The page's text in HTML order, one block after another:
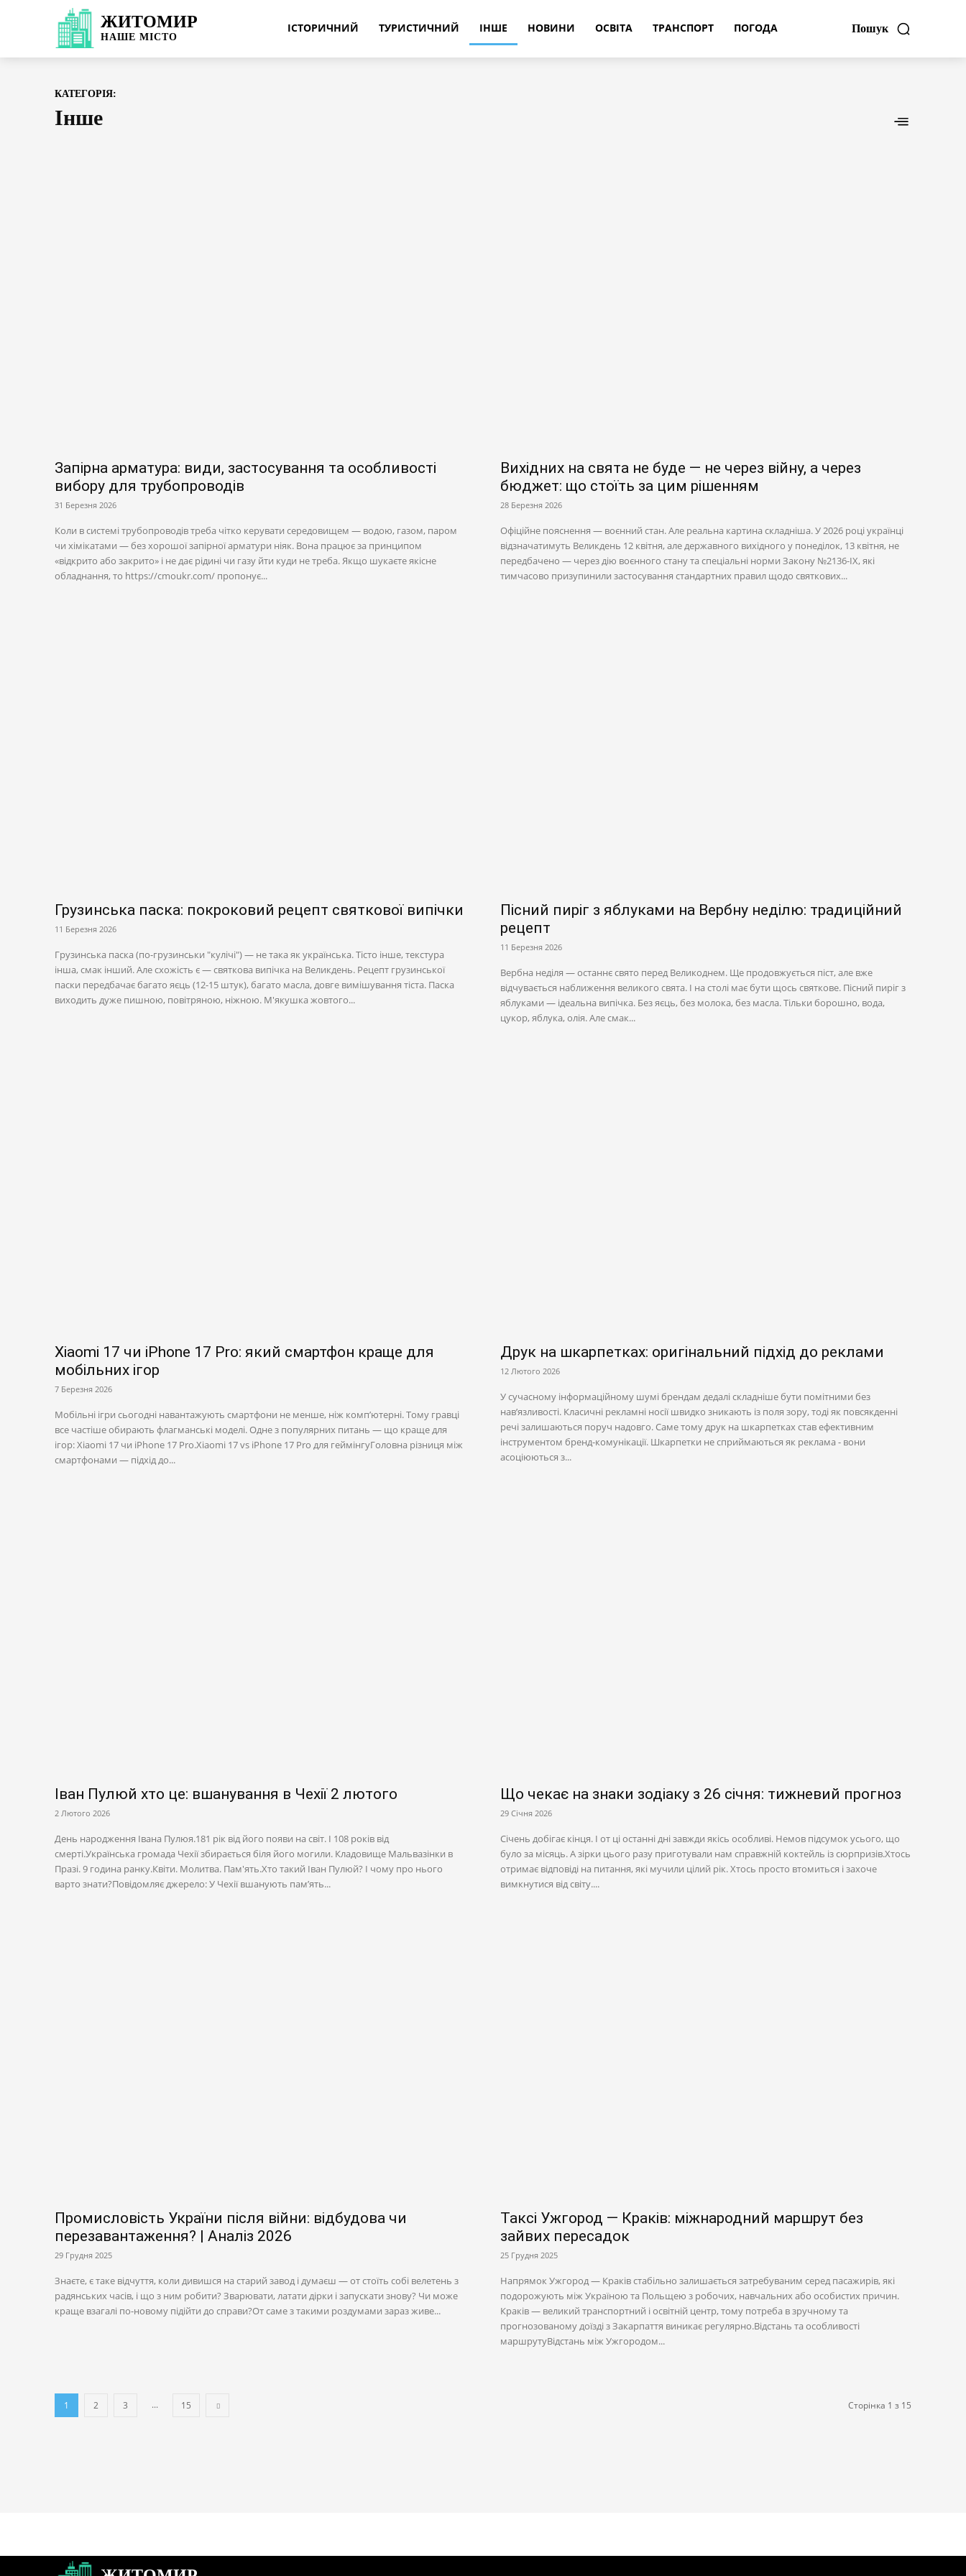
ЖИТОМИР
НАШЕ МІСТО
Пошук
ІСТОРИЧНИЙ ТУРИСТИЧНИЙ ІНШЕ НОВИНИ ОСВІТА ТРАНСПОРТ ПОГОДА
КАТЕГОРІЯ:
Інше
Запірна арматура: види, застосування та особливості
вибору для трубопроводів
31 Березня 2026
Коли в системі трубопроводів треба чітко керувати середовищем — водою, газом, паром
чи хімікатами — без хорошої запірної арматури ніяк. Вона працює за принципом
«відкрито або закрито» і не дає рідині чи газу йти куди не треба. Якщо шукаєте якісне
обладнання, то https://cmoukr.com/ пропонує...
Вихідних на свята не буде — не через війну, а через
бюджет: що стоїть за цим рішенням
28 Березня 2026
Офіційне пояснення — воєнний стан. Але реальна картина складніша. У 2026 році українці
відзначатимуть Великдень 12 квітня, але державного вихідного у понеділок, 13 квітня, не
передбачено — через дію воєнного стану та спеціальні норми Закону №2136-IX, які
тимчасово призупинили застосування стандартних правил щодо святкових...
Грузинська паска: покроковий рецепт святкової випічки
11 Березня 2026
Грузинська паска (по-грузинськи "кулічі") — не така як українська. Тісто інше, текстура
інша, смак інший. Але схожість є — святкова випічка на Великдень. Рецепт грузинської
паски передбачає багато яєць (12-15 штук), багато масла, довге вимішування тіста. Паска
виходить дуже пишною, повітряною, ніжною. М'якушка жовтого...
Пісний пиріг з яблуками на Вербну неділю: традиційний
рецепт
11 Березня 2026
Вербна неділя — останнє свято перед Великоднем. Ще продовжується піст, але вже
відчувається наближення великого свята. І на столі має бути щось святкове. Пісний пиріг з
яблуками — ідеальна випічка. Без яєць, без молока, без масла. Тільки борошно, вода,
цукор, яблука, олія. Але смак...
Xiaomi 17 чи iPhone 17 Pro: який смартфон краще для
мобільних ігор
7 Березня 2026
Мобільні ігри сьогодні навантажують смартфони не менше, ніж комп’ютерні. Тому гравці
все частіше обирають флагманські моделі. Одне з популярних питань — що краще для
ігор: Xiaomi 17 чи iPhone 17 Pro.Xiaomi 17 vs iPhone 17 Pro для геймінгуГоловна різниця між
смартфонами — підхід до...
Друк на шкарпетках: оригінальний підхід до реклами
12 Лютого 2026
У сучасному інформаційному шумі брендам дедалі складніше бути помітними без
нав’язливості. Класичні рекламні носії швидко зникають із поля зору, тоді як повсякденні
речі залишаються поруч надовго. Саме тому друк на шкарпетках став ефективним
інструментом бренд-комунікації. Шкарпетки не сприймаються як реклама - вони
асоціюються з...
Іван Пулюй хто це: вшанування в Чехії 2 лютого
2 Лютого 2026
День народження Івана Пулюя.181 рік від його появи на світ. І 108 років від
смерті.Українська громада Чехії збирається біля його могили. Кладовище Мальвазінки в
Празі. 9 година ранку.Квіти. Молитва. Пам'ять.Хто такий Іван Пулюй? І чому про нього
варто знати?Повідомляє джерело: У Чехії вшанують пам’ять...
Що чекає на знаки зодіаку з 26 січня: тижневий прогноз
29 Січня 2026
Січень добігає кінця. І от ці останні дні завжди якісь особливі. Немов підсумок усього, що
було за місяць. А зірки цього разу приготували нам справжній коктейль із сюрпризів.Хтось
отримає відповіді на питання, які мучили цілий рік. Хтось просто втомиться і захоче
вимкнутися від світу....
Промисловість України після війни: відбудова чи
перезавантаження? | Аналіз 2026
29 Грудня 2025
Знаєте, є таке відчуття, коли дивишся на старий завод і думаєш — от стоїть собі велетень з
радянських часів, і що з ним робити? Зварювати, латати дірки і запускати знову? Чи може
краще взагалі по-новому підійти до справи?От саме з такими роздумами зараз живе...
Таксі Ужгород — Краків: міжнародний маршрут без
зайвих пересадок
25 Грудня 2025
Напрямок Ужгород — Краків стабільно залишається затребуваним серед пасажирів, які
подорожують між Україною та Польщею з робочих, навчальних або особистих причин.
Краків — великий транспортний і освітній центр, тому потреба в зручному та
прогнозованому доїзді з Закарпаття виникає регулярно.Відстань та особливості
маршрутуВідстань між Ужгородом...
1 2 3 ... 15 Сторінка 1 з 15